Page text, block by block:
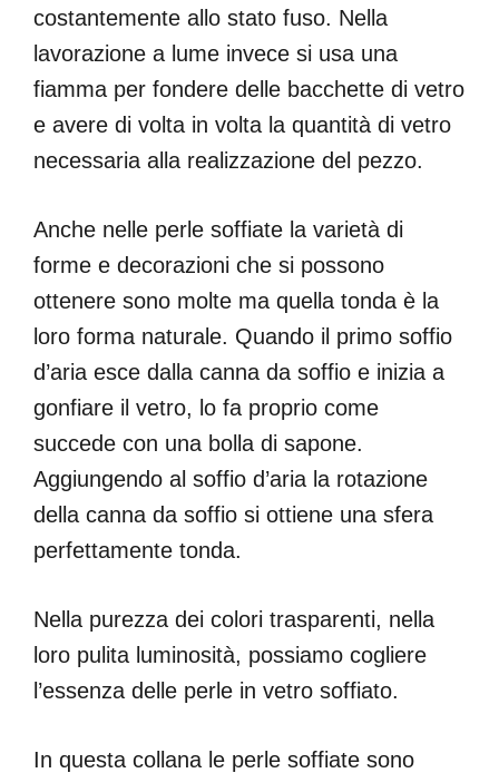
costantemente allo stato fuso. Nella
lavorazione a lume invece si usa una
fiamma per fondere delle bacchette di vetro
e avere di volta in volta la quantità di vetro
necessaria alla realizzazione del pezzo.
Anche nelle perle soffiate la varietà di
forme e decorazioni che si possono
ottenere sono molte ma quella tonda è la
loro forma naturale. Quando il primo soffio
d’aria esce dalla canna da soffio e inizia a
gonfiare il vetro, lo fa proprio come
succede con una bolla di sapone.
Aggiungendo al soffio d’aria la rotazione
della canna da soffio si ottiene una sfera
perfettamente tonda.
Nella purezza dei colori trasparenti, nella
loro pulita luminosità, possiamo cogliere
l’essenza delle perle in vetro soffiato.
In questa collana le perle soffiate sono